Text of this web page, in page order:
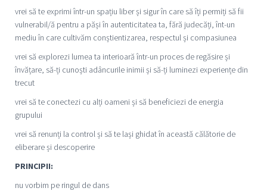
vrei să te exprimi într-un spațiu liber și sigur în care să îți permiți să fii
vulnerabil/ă pentru a păși în autenticitatea ta, fără judecăți, înt-un
mediu în care cultivăm conștientizarea, respectul și compasiunea
vrei să explorezi lumea ta interioară într-un proces de regăsire și
învățare, să-ți cunoști adâncurile inimii și să-ți luminezi experiențe din
trecut
vrei să te conectezi cu alți oameni și să beneficiezi de energia
grupului
vrei să renunți la control și să te lași ghidat în această călătorie de
eliberare și descoperire
PRINCIPII:
nu vorbim pe ringul de dans